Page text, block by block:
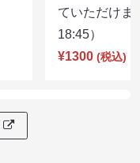
ていただけ
18:45）
¥1300 (税込)